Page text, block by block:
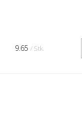
9.65 / Stk.